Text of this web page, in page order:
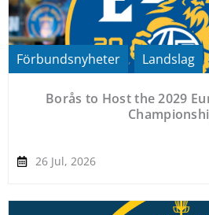
Förbundsnyheter , Landslag ,
Borås to Host the 2029
26 Jul, 2026